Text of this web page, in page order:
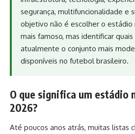
segurança, multifuncionalidade e
objetivo não é escolher o estádio
mais famoso, mas identificar
atualmente o conjunto mais
disponíveis no futebol brasileiro.
O que significa um estádio
2026?
Até poucos anos atrás, muitas listas